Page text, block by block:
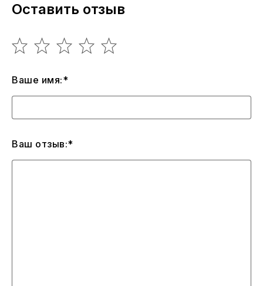
Оставить отзыв
Ваше имя:*
Ваш отзыв:*